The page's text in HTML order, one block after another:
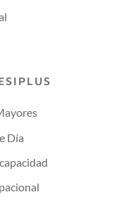
Día